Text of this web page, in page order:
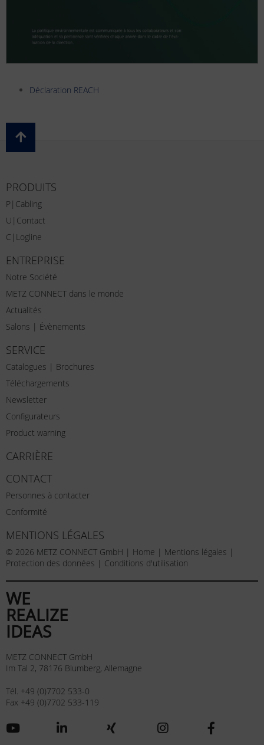
Déclaration REACH
PRODUITS
P|Cabling
U|Contact
C|Logline
ENTREPRISE
Notre Société
METZ CONNECT dans le monde
Actualités
Salons | Évènements
SERVICE
Catalogues | Brochures
Téléchargements
Newsletter
Configurateurs
Product warning
CARRIÈRE
CONTACT
Personnes à contacter
Conformité
MENTIONS LÉGALES
© 2026 METZ CONNECT GmbH | Home | Mentions légales |
Protection des données | Conditions d'utilisation
WE
REALIZE
IDEAS
METZ CONNECT GmbH
Im Tal 2, 78176 Blumberg, Allemagne
Tél. +49 (0)7702 533-0
Fax +49 (0)7702 533-119